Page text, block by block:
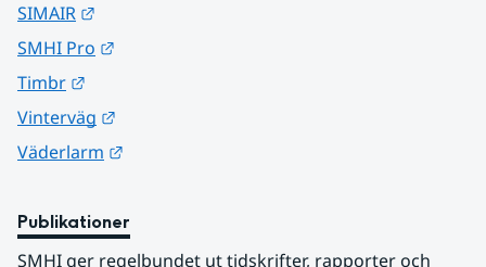
SIMAIR
SMHI Pro
Timbr
Vinterväg
Väderlarm
Publikationer
SMHI ger regelbundet ut tidskrifter, rapporter och